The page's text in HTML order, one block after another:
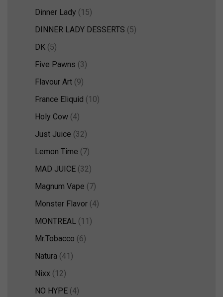
Dinner Lady (15)
DINNER LADY DESSERTS (5)
DK (5)
Five Pawns (3)
Flavour Art (9)
France Eliquid (10)
Holy Cow (4)
Just Juice (32)
Lemon Time (7)
MAD JUICE (32)
Magnum Vape (7)
Monster Flavor (4)
MONTREAL (11)
Mr.Tobacco (6)
Natura (41)
Nixx (12)
NO HYPE (4)